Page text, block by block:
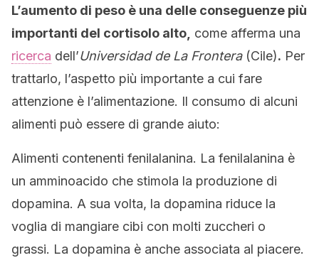
L’aumento di peso è una delle conseguenze più
importanti del cortisolo alto, come afferma una
ricerca dell’Universidad de La Frontera(Cile). Per
trattarlo, l’aspetto più importante a cui fare
attenzione è l’alimentazione. Il consumo di alcuni
alimenti può essere di grande aiuto:
Alimenti contenenti fenilalanina. La fenilalanina è
un amminoacido che stimola la produzione di
dopamina. A sua volta, la dopamina riduce la
voglia di mangiare cibi con molti zuccheri o
grassi. La dopamina è anche associata al piacere.